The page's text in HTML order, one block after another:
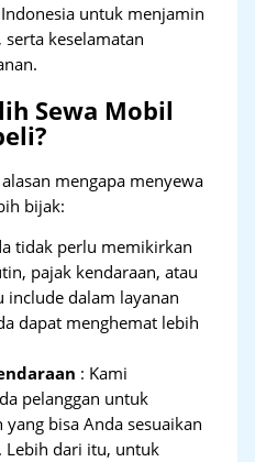
untuk menjamin
keselamatan
Sewa Mobil
mengapa menyewa
bijak:
tidak perlu memikirkan
pajak kendaraan, atau
include dalam layanan
dapat menghemat lebih
: Kami
pelanggan untuk
bisa Anda sesuaikan
Lebih dari itu, untuk